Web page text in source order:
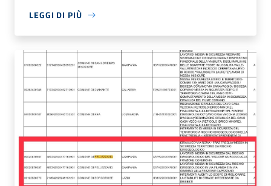
LEGGI DI PIÙ